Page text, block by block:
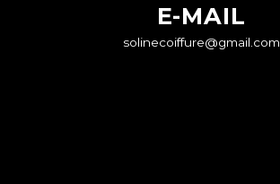
E-MAIL
solinecoiffure@gmail.com